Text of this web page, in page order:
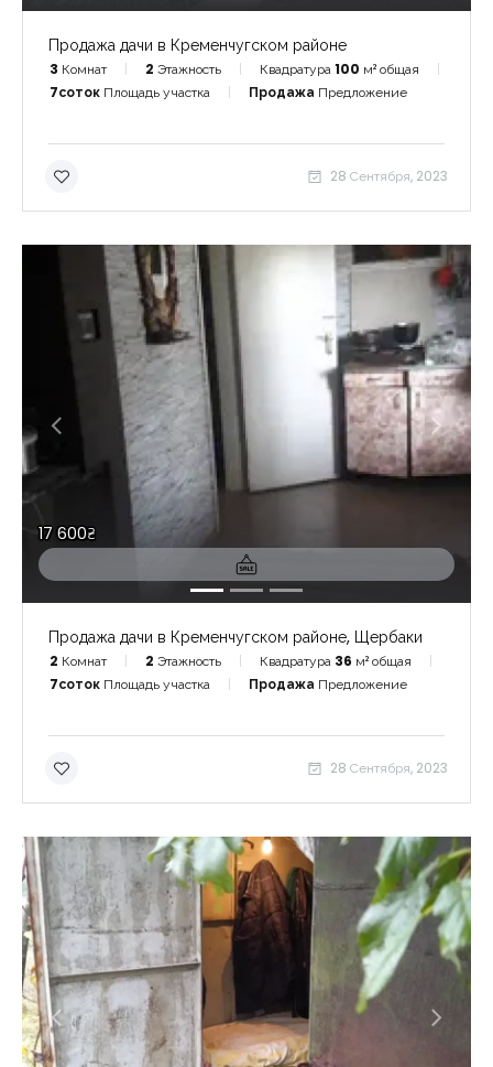
Продажа дачи в Кременчугском районе
3 Комнат 2 Этажность Квадратура100 м² общая
7соток Площадь участка Продажа Предложение
28 Сентября, 2023
17 600₴
Продажа дачи в Кременчугском районе, Щербаки
2 Комнат 2 Этажность Квадратура 36 м² общая
7соток Площадь участка Продажа Предложение
28 Сентября, 2023